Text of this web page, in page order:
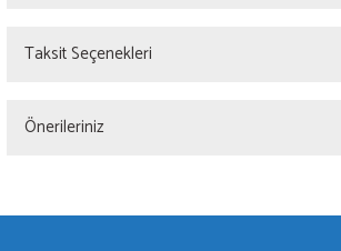
Taksit Seçenekleri
Önerileriniz
gördüğünüz noktaları öneri formunu kullanarak